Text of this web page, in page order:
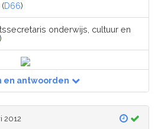
(D66)
onderwijs, cultuur en
)
en antwoorden
2012